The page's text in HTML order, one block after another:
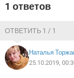
1 ответов
ОТВЕТИТЬ 1 / 1
Наталья
25.10.2019,